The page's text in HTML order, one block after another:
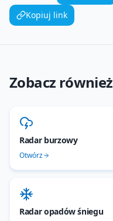
Kopiuj link
Zobacz również
Radar burzowy
Otwórz
Radar opadów śniegu